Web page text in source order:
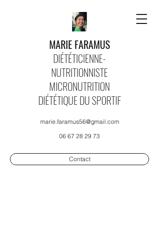
MARIE FARAMUS
DIÉTÉTICIENNE-
NUTRITIONNISTE
MICRONUTRITION
DIÉTÉTIQUE DU SPORTIF
marie.faramus56@gmail.com
06 67 28 29 73
Contact